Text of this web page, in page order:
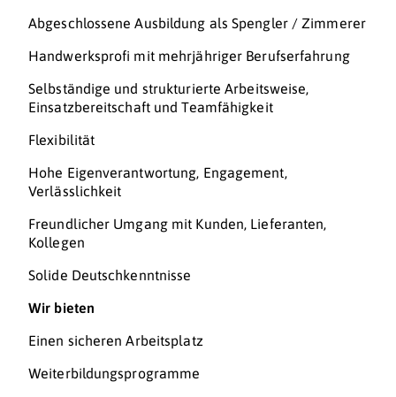
Abgeschlossene Ausbildung als Spengler / Zimmerer
Handwerksprofi mit mehrjähriger Berufserfahrung
Selbständige und strukturierte Arbeitsweise,
Einsatzbereitschaft und Teamfähigkeit
Flexibilität
Hohe Eigenverantwortung, Engagement,
Verlässlichkeit
Freundlicher Umgang mit Kunden, Lieferanten,
Kollegen
Solide Deutschkenntnisse
Wir bieten
Einen sicheren Arbeitsplatz
Weiterbildungsprogramme